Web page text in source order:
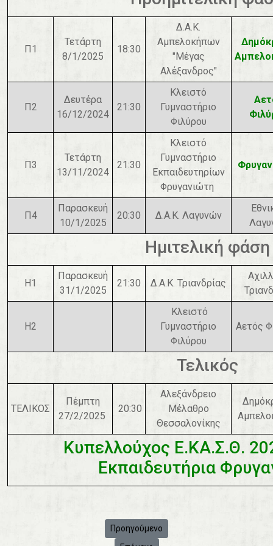
Π1
Τετάρτη
8/1/2025
18:30
Δ.Α.Κ.
Αμπελοκήπων
"Μέγας
Αλέξανδρος"
Π2
Δευτέρα
16/12/2024
21:30
Κλειστό
Γυμναστήριο
Φιλύρου
Π3
Τετάρτη
13/11/2024
21:30
Κλειστό
Γυμναστήριο
Εκπαιδευτηρίων
Φρυγανιώτη
Π4
Παρασκευή
10/1/2025
20:30 Δ.Α.Κ. Λαγυνών
Ημιτελική φάση
Η1
Παρασκευή
31/1/2025
21:30 Δ.Α.Κ. Τριανδρίας
Η2
Κλειστό
Γυμναστήριο
Φιλύρου
Αετός
Τελικός
ΤΕΛΙΚΟΣ
Πέμπτη
27/2/2025
20:30
Αλεξάνδρειο
Μέλαθρο
Θεσσαλονίκης
Κυπελλούχος Ε.ΚΑ.Σ.Θ.
Εκπαιδευτήρια
Προηγούμενο άρθρο: 🏀 Νίκη και
Προηγούμενο